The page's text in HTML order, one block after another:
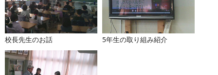
校長先生のお話 5年生の取り組み紹介